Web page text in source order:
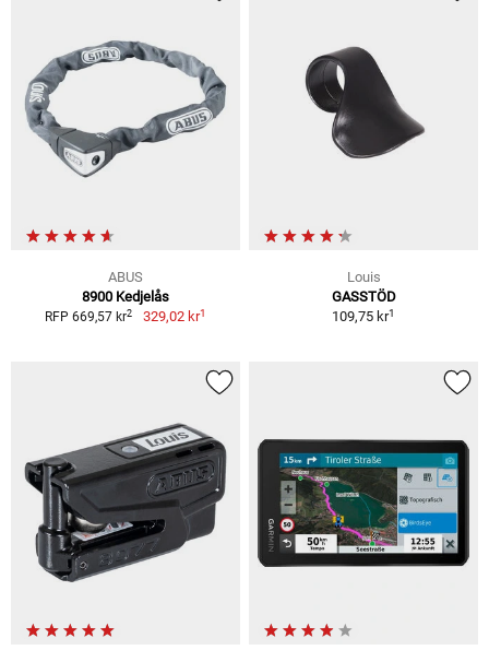
ABUS
8900 Kedjelås
RFP 669,57 kr2 329,02 kr1
Louis
GASSTÖD
109,75 kr1